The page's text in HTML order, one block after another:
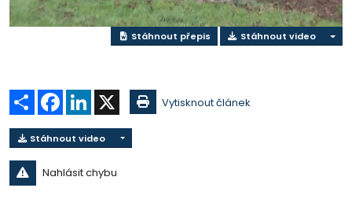
Stáhnout přepis Stáhnout video
Sdílet Facebook
LinkedIn Vytisknout článek
Stáhnout video
Nahlásit chybu